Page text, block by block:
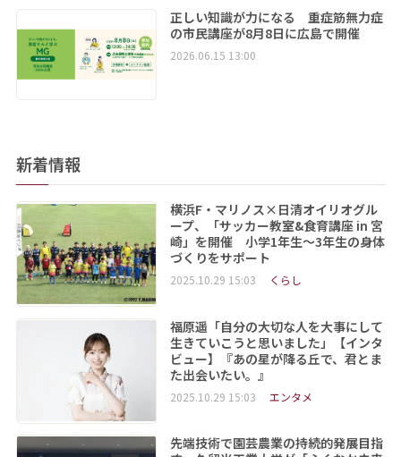
正しい知識が力になる 重症筋無力症
の市民講座が8月8日に広島で開催
2026.06.15 13:00
新着情報
横浜F・マリノス×日清オイリオグル
ープ、「サッカー教室&食育講座 in 宮
崎」を開催 小学1年生～3年生の身体
づくりをサポート
2025.10.29 15:03 くらし
福原遥「自分の大切な人を大事にして
生きていこうと思いました」【インタ
ビュー】『あの星が降る丘で、君とま
た出会いたい。』
2025.10.29 15:03 エンタメ
先端技術で園芸農業の持続的発展目指